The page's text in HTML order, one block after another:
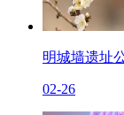
明城墙遗址
02-26